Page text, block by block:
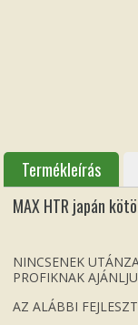
Termékleírás
MAX HTR japán
NINCSENEK
PROFIKNAK
AZ ALÁBBI